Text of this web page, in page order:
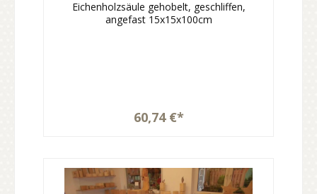
Eichenholzsäule gehobelt, geschliffen,
angefast 15x15x100cm
60,74 €*